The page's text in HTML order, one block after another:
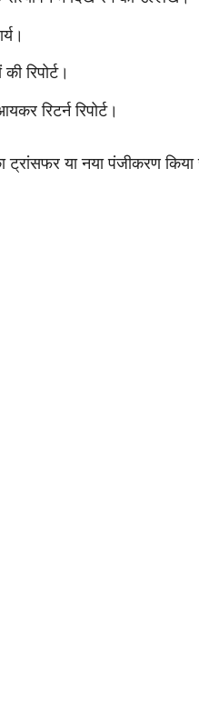
रिपोर्ट।
रिटर्न रिपोर्ट।
ट्रांसफर या नया पंजीकरण किया